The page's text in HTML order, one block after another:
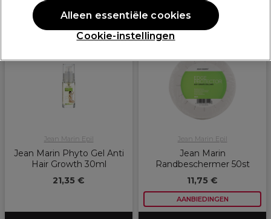
Jean Marin Epil
Jean Marin Phyto Gel Anti
Hair Growth 30ml
21,35 €
PROMOTIE
Jean Marin Epil
Jean Marin
Randbeschermer 50st
11,75 €
AANBIEDINGEN
Cookie-instellingen
Alleen essentiële cookies